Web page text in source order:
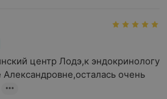
центр Лодэ,к эндокринологу
очень